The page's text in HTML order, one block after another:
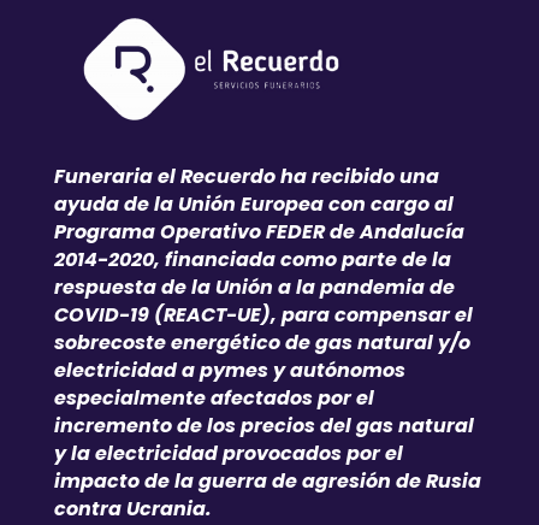
Funeraria el Recuerdo ha recibido una
ayuda de la Unión Europea con cargo al
Programa Operativo FEDER de Andalucía
2014-2020, financiada como parte de la
respuesta de la Unión a la pandemia de
COVID-19 (REACT-UE), para compensar el
sobrecoste energético de gas natural y/o
electricidad a pymes y autónomos
especialmente afectados por el
incremento de los precios del gas natural
y la electricidad provocados por el
impacto de la guerra de agresión de Rusia
contra Ucrania.